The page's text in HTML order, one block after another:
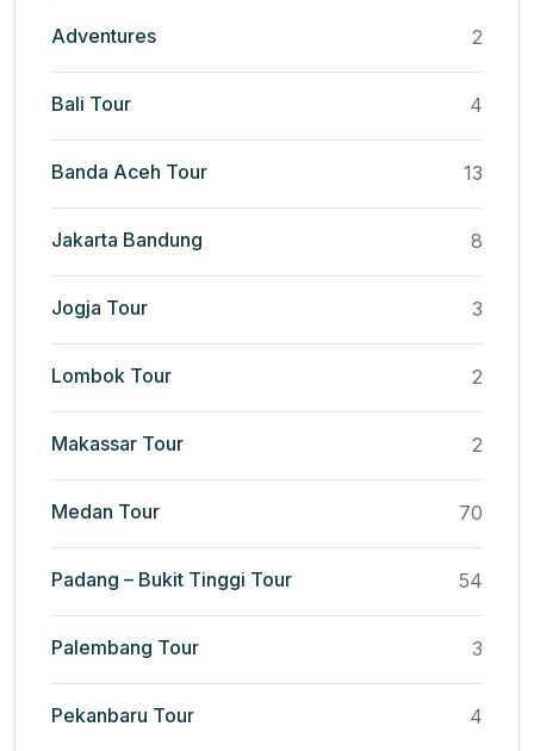
Adventures 2
Bali Tour 4
Banda Aceh Tour 13
Jakarta Bandung 8
Jogja Tour 3
Lombok Tour 2
Makassar Tour 2
Medan Tour 70
Padang – Bukit Tinggi Tour 54
Palembang Tour 3
Pekanbaru Tour 4